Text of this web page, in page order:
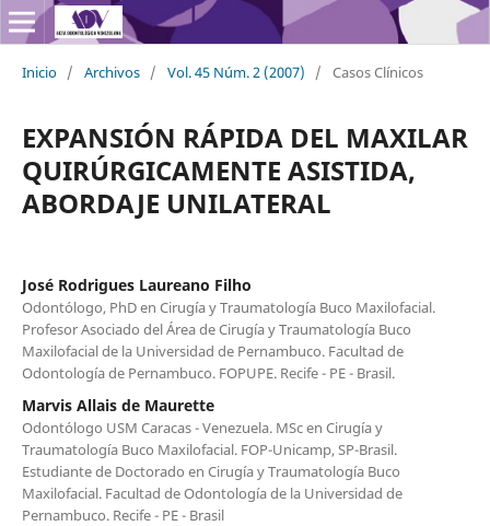
Inicio / Archivos / Vol. 45 Núm. 2 (2007) / Casos Clínicos
EXPANSIÓN RÁPIDA DEL MAXILAR
QUIRÚRGICAMENTE ASISTIDA,
ABORDAJE UNILATERAL
José Rodrigues Laureano Filho
Odontólogo, PhD en Cirugía y Traumatología Buco Maxilofacial.
Profesor Asociado del Área de Cirugía y Traumatología Buco
Maxilofacial de la Universidad de Pernambuco. Facultad de
Odontología de Pernambuco. FOPUPE. Recife - PE - Brasil.
Marvis Allais de Maurette
Odontólogo USM Caracas - Venezuela. MSc en Cirugía y
Traumatología Buco Maxilofacial. FOP-Unicamp, SP-Brasil.
Estudiante de Doctorado en Cirugía y Traumatología Buco
Maxilofacial. Facultad de Odontología de la Universidad de
Pernambuco. Recife - PE - Brasil